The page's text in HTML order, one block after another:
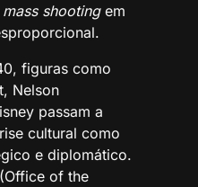
shooting em
figuras como
Nelson
passam a
cultural como
e diplomático.
of the